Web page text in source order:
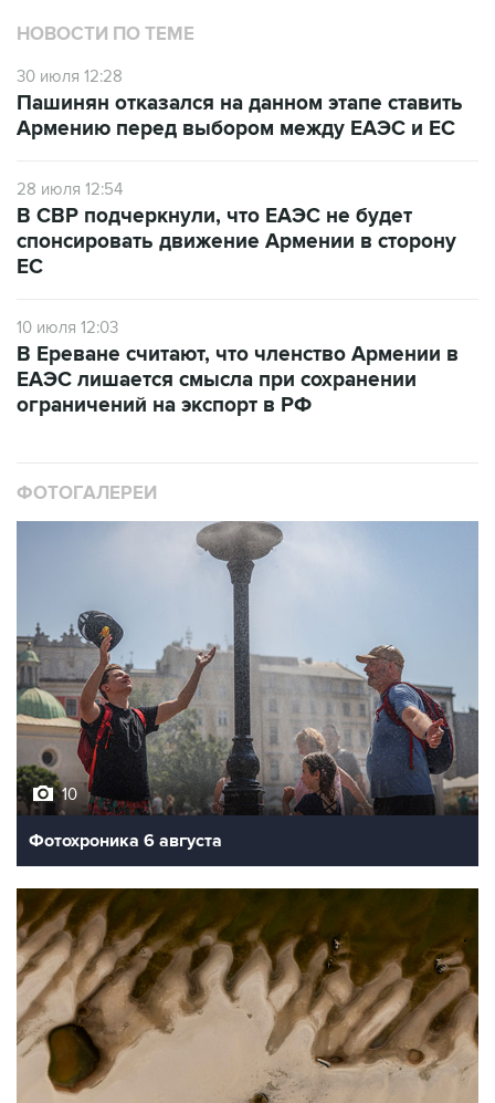
30 июля 12:28
Армению перед выбором между ЕАЭС и ЕС
28 июля 12:54
спонсировать движение Армении в сторону
ЕС
ЕАЭС лишается смысла при сохранении
ограничений на экспорт в РФ
Фотохроника 6 августа